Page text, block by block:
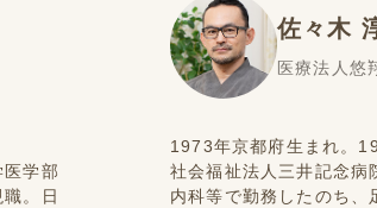
学部
。日
佐々木
医療法人悠
1973年京都府生まれ。
社会福祉法人三井記念病
内科等で勤務したのち、